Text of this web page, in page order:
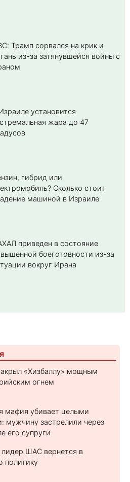
Трамп сорвался на крик и
из-за затянувшейся войны с
установится
жара до 47
гибрид или
Cколько стоит
машиной в Израиле
приведен в состояние
боеготовности из-за
вокруг Ирана
«Хизбаллу» мощным
огнем
мафия убивает целыми
мужчину застрелили через
его супруги
ШАС вернется в
политику